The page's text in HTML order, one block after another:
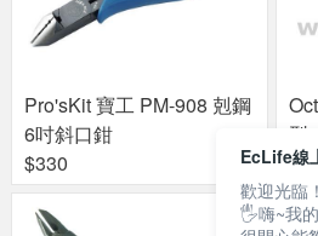
Pro'sKit 寶工 PM-908 剋鋼
6吋斜口鉗
$330
型
EcLife線
歡迎光臨！
🖐嗨~我